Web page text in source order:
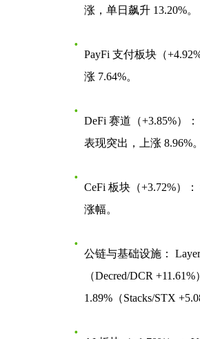
涨，单日飙升 13.20%。
PayFi 支付板块（
涨 7.64%。
DeFi 赛道（+3.85%）：
表现突出，上涨 8.96%。
CeFi 板块（+3.72%）：
涨幅。
公链与基础设施：
（Decred/DCR
1.89%（Stacks/STX